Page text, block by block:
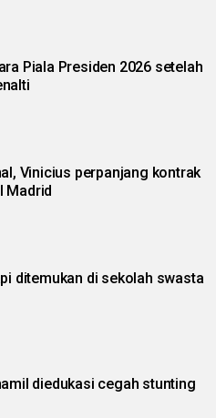
Piala Presiden 2026 setelah
kontrak
Madrid
ditemukan di sekolah swasta
diedukasi cegah stunting